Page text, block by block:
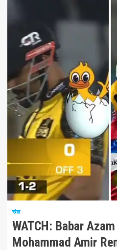
1 न्यूनतम पढ़ा
खेल
WATCH: Babar
Mohammad Amir